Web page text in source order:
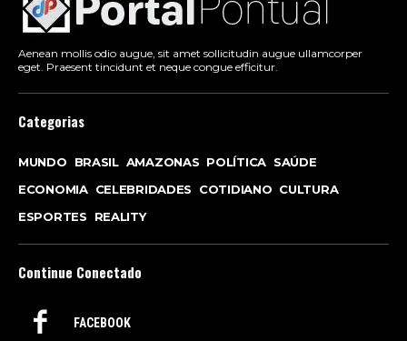
Aenean mollis odio augue, sit amet sollicitudin augue ullamcorper
eget. Praesent tincidunt et neque congue efficitur.
Categorias
MUNDO BRASIL AMAZONAS POLÍTICA SAÚDE
ECONOMIA CELEBRIDADES COTIDIANO CULTURA
ESPORTES
REALITY
Continue Conectado
FACEBOOK